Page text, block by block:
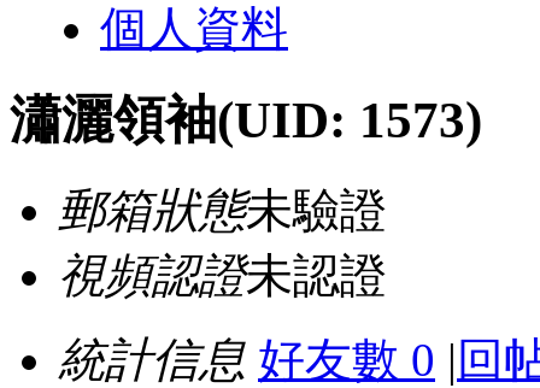
個人資料
瀟灑領袖(UID: 1573)
郵箱狀態未驗證
視頻認證未認證
統計信息 好友數 0 | 回